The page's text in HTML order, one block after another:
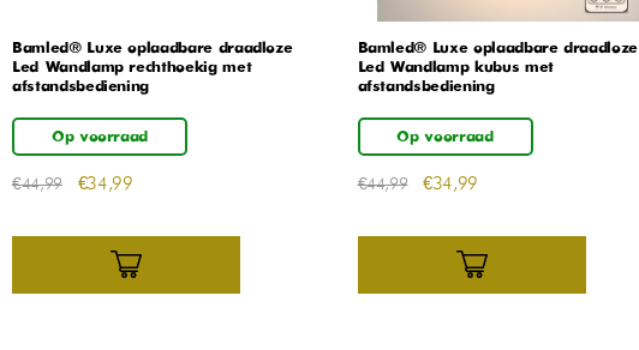
Bamled® Luxe oplaadbare draadloze
Led Wandlamp rechthoekig met
afstandsbediening
Op voorraad
€44,99 €34,99
Bamled® Luxe oplaadbare draadloze
Led Wandlamp kubus met
afstandsbediening
Op voorraad
€44,99 €34,99